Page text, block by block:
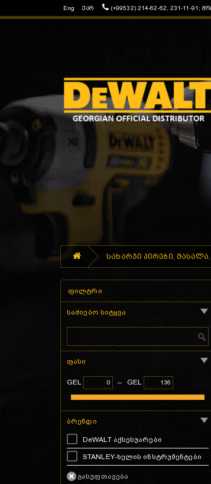
Eng ქარ (+99532) 214-62-62, 231-11-91;
სახარჯი პირები,
ფილტრი
საძიებო სიტყვა
ფასი
GEL – GEL
ბრენდი
DeWALT აქსესუარები
STANLEY-ხელის ინსტრუმენტები